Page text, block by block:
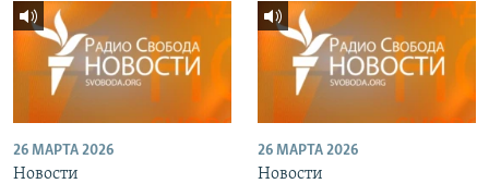
26 МАРТА 2026
Новости
26 МАРТА 2026
Новости